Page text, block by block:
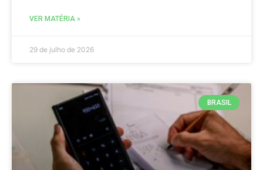
VER MATÉRIA »
29 de julho de 2026
BRASIL